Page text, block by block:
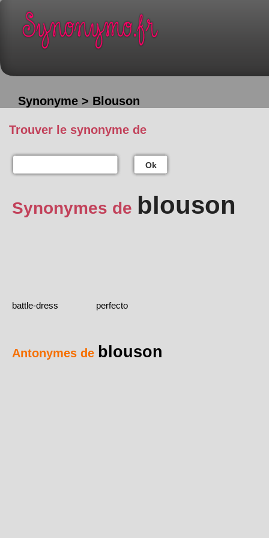
Synonyme > Blouson
Trouver le synonyme de
Ok
Synonymes de blouson
battle-dress perfecto
Antonymes de blouson